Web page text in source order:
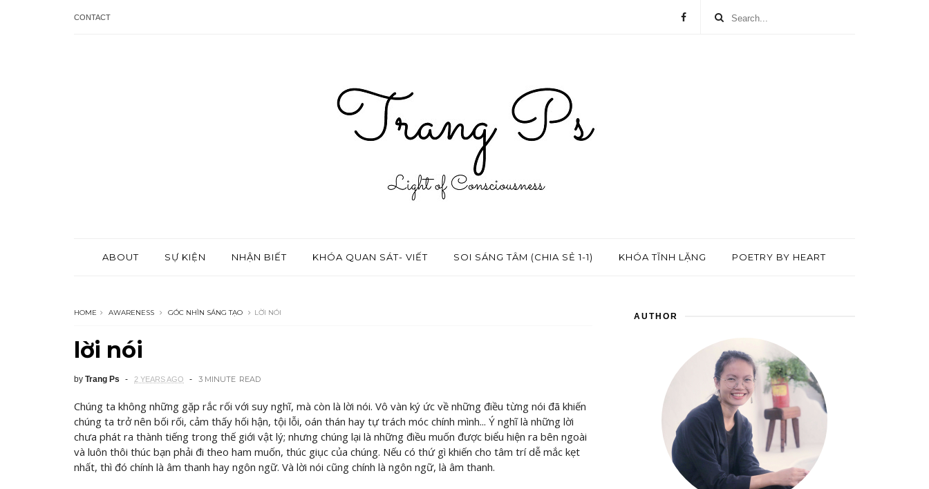
CONTACT
ABOUT SỰ KIỆN NHẬN BIẾT KHÓA QUAN SÁT- VIẾT SOI SÁNG TÂM (CHIA SẺ 1-1) KHÓA TĨNH LẶNG POETRY BY HEART
HOME AWARENESS GÓC NHÌN SÁNG TẠO LỜI NÓI
lời nói
by Trang Ps 2 YEARS AGO 3 MINUTE READ
Chúng ta không những gặp rắc rối với suy nghĩ, mà còn là lời nói. Vô vàn ký ức về những điều từng nói đã khiến
chúng ta trở nên bối rối, cảm thấy hối hận, tội lỗi, oán thán hay tự trách móc chính mình... Ý nghĩ là những lời
chưa phát ra thành tiếng trong thế giới vật lý; nhưng chúng lại là những điều muốn được biểu hiện ra bên ngoài
và luôn thôi thúc bạn phải đi theo ham muốn, thúc giục của chúng. Nếu có thứ gì khiến cho tâm trí dễ mắc kẹt
nhất, thì đó chính là âm thanh hay ngôn ngữ. Và lời nói cũng chính là ngôn ngữ, là âm thanh.
AUTHOR